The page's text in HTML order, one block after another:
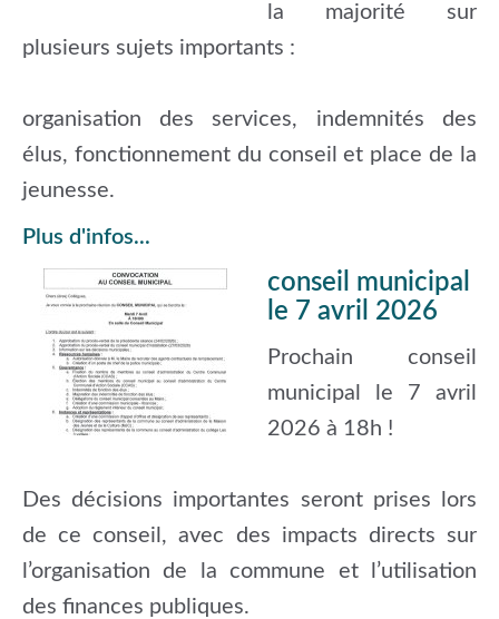
la majorité sur
plusieurs sujets importants :
organisation des services, indemnités des
élus, fonctionnement du conseil et place de la
jeunesse.
Plus d'infos...
conseil municipal
le 7 avril 2026
Prochain conseil
municipal le 7 avril
2026 à 18h !
Des décisions importantes seront prises lors
de ce conseil, avec des impacts directs sur
l’organisation de la commune et l’utilisation
des finances publiques.